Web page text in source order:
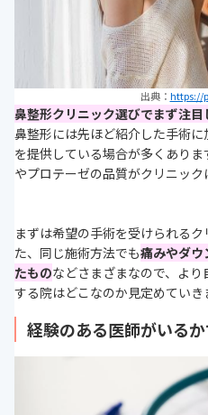
出典： https://
鼻整形クリニック選びでまず注目
鼻整形には先ほど紹介した手術
を提供している場合が多くあり
やプロテーゼの品質がクリニック
まずは希望の手術を受けられる
た、同じ施術方法でも痛みやダウ
たものなどさまざまなので、よ
する院はどこなのか見定めていき
経験のある医師がいる